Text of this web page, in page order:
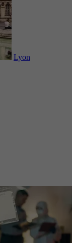
Lyon